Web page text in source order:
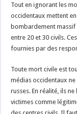
Tout en ignorant les
occidentaux mettent
bombardement massif
entre 20 et 30 civils.
fournies par des
Toute mort civile est
médias occidentaux
russes. En réalité, ils
victimes comme